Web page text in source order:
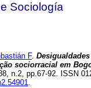
Sociología
F.
sociorracial em
n.2, pp.67-92. ISSN
.